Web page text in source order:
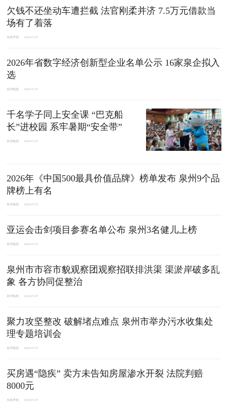
欠钱不还坐动车遭拦截 法官刚柔并济 7.5万元借款当
场有了着落
东南早报 2026-07-07
2026年省数字经济创新型企业名单公示 16家泉企拟入
选
泉州晚报 2026-07-07
千名学子同上安全课 “巴克船
长”进校园 系牢暑期“安全带”
泉州晚报 2026-07-07
2026年《中国500最具价值品牌》榜单发布 泉州9个品
牌榜上有名
泉州晚报 2026-07-07
亚运会击剑项目参赛名单公布 泉州3名健儿上榜
泉州晚报 2026-07-07
泉州市市容市貌观察团观察招联排洪渠 渠淤岸破多乱
象 各方协同促整治
泉州晚报 2026-07-07
聚力攻坚整改 破解堵点难点 泉州市举办污水收集处
理专题培训会
泉州晚报 2026-07-07
买房遇“隐疾” 卖方未告知房屋渗水开裂 法院判赔
8000元
东南早报 2026-07-07